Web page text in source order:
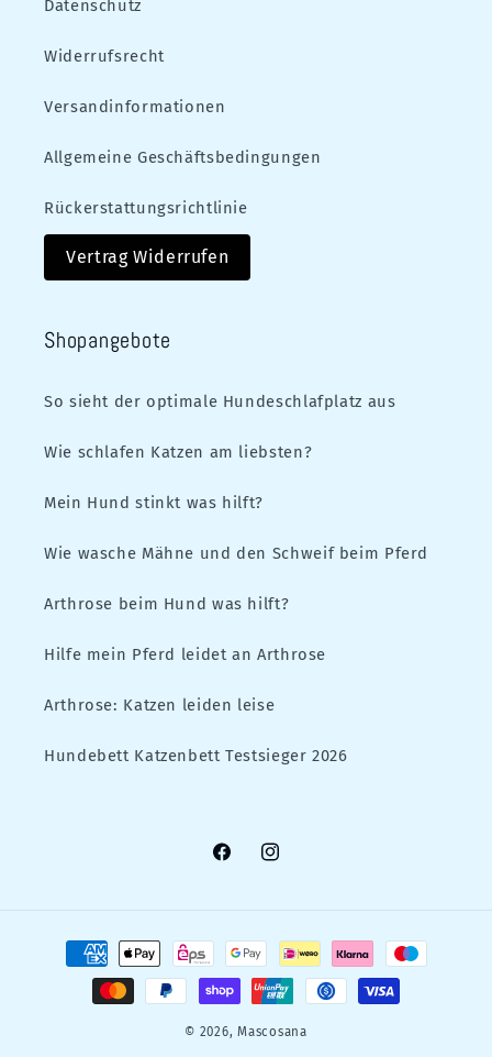
Datenschutz
Widerrufsrecht
Versandinformationen
Allgemeine Geschäftsbedingungen
Rückerstattungsrichtlinie
Vertrag Widerrufen
Shopangebote
So sieht der optimale Hundeschlafplatz aus
Wie schlafen Katzen am liebsten?
Mein Hund stinkt was hilft?
Wie wasche Mähne und den Schweif beim Pferd
Arthrose beim Hund was hilft?
Hilfe mein Pferd leidet an Arthrose
Arthrose: Katzen leiden leise
Hundebett Katzenbett Testsieger 2026
FacebookInstagram
Zahlungsmethoden
© 2026,Mascosana